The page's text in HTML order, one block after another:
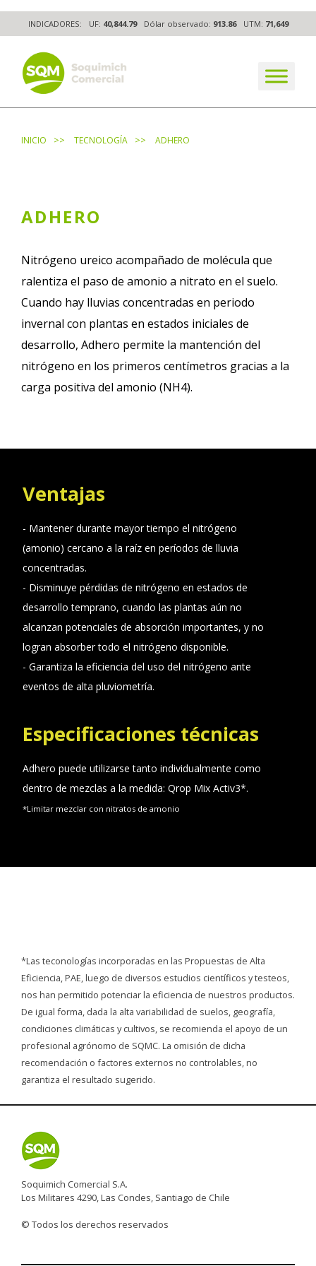
to
content
INDICADORES: UF: 40,844.79 Dólar observado: 913.86 UTM: 71,649
The worldwide business formula
INICIO >> TECNOLOGÍA >> ADHERO
ADHERO
Nitrógeno ureico acompañado de molécula que
ralentiza el paso de amonio a nitrato en el suelo.
Cuando hay lluvias concentradas en periodo
invernal con plantas en estados iniciales de
desarrollo, Adhero permite la mantención del
nitrógeno en los primeros centímetros gracias a la
carga positiva del amonio (NH4).
Ventajas
- Mantener durante mayor tiempo el nitrógeno
(amonio) cercano a la raíz en períodos de lluvia
concentradas.
- Disminuye pérdidas de nitrógeno en estados de
desarrollo temprano, cuando las plantas aún no
alcanzan potenciales de absorción importantes, y no
logran absorber todo el nitrógeno disponible.
- Garantiza la eficiencia del uso del nitrógeno ante
eventos de alta pluviometría.
Especificaciones técnicas
Adhero puede utilizarse tanto individualmente como
dentro de mezclas a la medida: Qrop Mix Activ3*.
*Limitar mezclar con nitratos de amonio
*Las teconologías incorporadas en las Propuestas de Alta
Eficiencia, PAE, luego de diversos estudios científicos y testeos,
nos han permitido potenciar la eficiencia de nuestros productos.
De igual forma, dada la alta variabilidad de suelos, geografía,
condiciones climáticas y cultivos, se recomienda el apoyo de un
profesional agrónomo de SQMC. La omisión de dicha
recomendación o factores externos no controlables, no
garantiza el resultado sugerido.
Soquimich Comercial S.A.
Los Militares 4290, Las Condes, Santiago de Chile
© Todos los derechos reservados